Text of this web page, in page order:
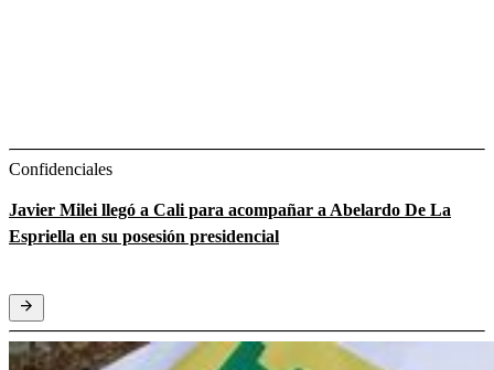
Confidenciales
Javier Milei llegó a Cali para acompañar a Abelardo De La
Espriella en su posesión presidencial